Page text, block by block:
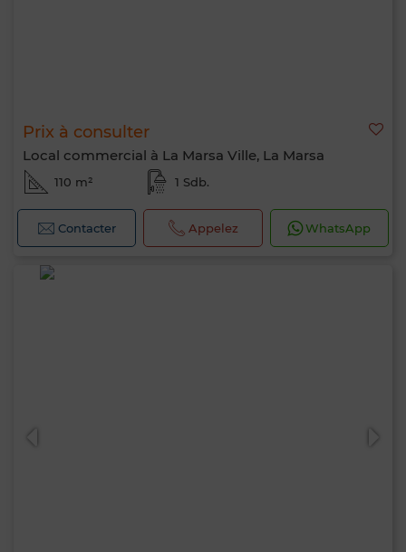
Prix à consulter
Local commercial à La Marsa Ville, La Marsa
110 m² 1 Sdb.
Contacter Appelez WhatsApp